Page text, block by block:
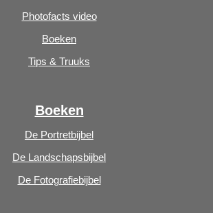
Photofacts video
Boeken
Tips & Truuks
Boeken
De Portretbijbel
De Landschapsbijbel
De Fotografiebijbel